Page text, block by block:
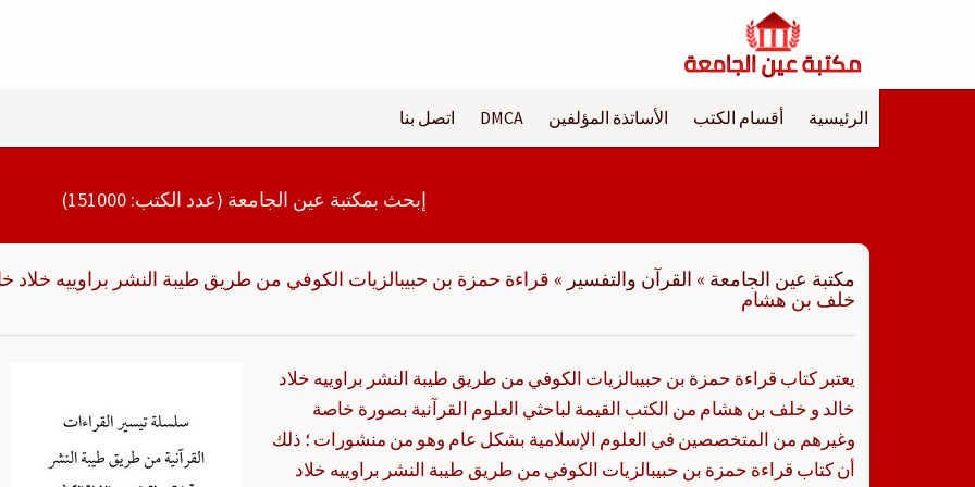
الرئيسية أقسام الكتب الأساتذة المؤلفين DMCA اتصل بنا
إبحث بمكتبة عين الجامعة (عدد الكتب: 151000)
مكتبة عين الجامعة » القرآن والتفسير » قراءة حمزة بن حبيبالزيات الكوفي من طريق طيبة النشر براوييه خلاد
خلف بن هشام
يعتبر كتاب قراءة حمزة بن حبيبالزيات الكوفي من طريق طيبة النشر براوييه خلاد
خالد و خلف بن هشام من الكتب القيمة لباحثي العلوم القرآنية بصورة خاصة
وغيرهم من المتخصصين في العلوم الإسلامية بشكل عام وهو من منشورات ؛ ذلك
أن كتاب قراءة حمزة بن حبيبالزيات الكوفي من طريق طيبة النشر براوييه خلاد